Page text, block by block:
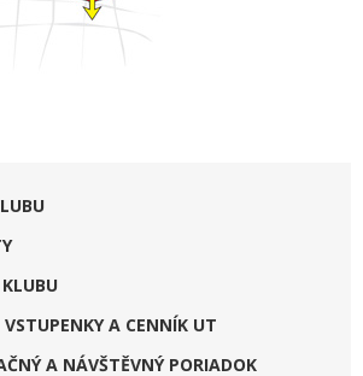
A CENNÍK UT
A NÁVŠTĚVNÝ PORIADOK